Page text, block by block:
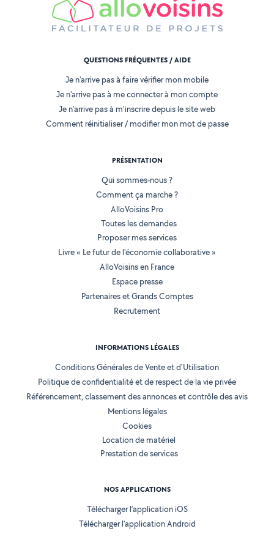
QUESTIONS FRÉQUENTES / AIDE
Je n'arrive pas à faire vérifier mon mobile
Je n'arrive pas à me connecter à mon compte
Je n'arrive pas à m'inscrire depuis le site web
Comment réinitialiser / modifier mon mot de passe
PRÉSENTATION
Qui sommes-nous ?
Comment ça marche ?
AlloVoisins Pro
Toutes les demandes
Proposer mes services
Livre « Le futur de l'économie collaborative »
AlloVoisins en France
Espace presse
Partenaires et Grands Comptes
Recrutement
INFORMATIONS LÉGALES
Conditions Générales de Vente et d'Utilisation
Politique de confidentialité et de respect de la vie privée
Référencement, classement des annonces et contrôle des avis
Mentions légales
Cookies
Location de matériel
Prestation de services
NOS APPLICATIONS
Télécharger l’application iOS
Télécharger l’application Android